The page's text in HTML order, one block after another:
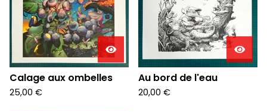
Calage aux ombelles
25,00 €
Au bord de l'eau
20,00 €